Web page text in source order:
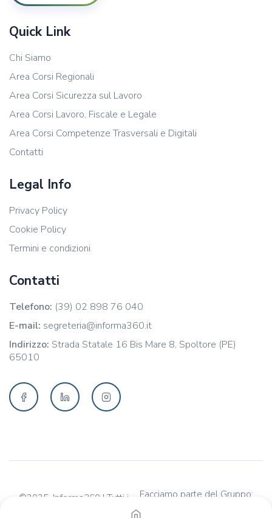
Quick Link
Chi Siamo
Area Corsi Regionali
Area Corsi Sicurezza sul Lavoro
Area Corsi Lavoro, Fiscale e Legale
Area Corsi Competenze Trasversali e Digitali
Contatti
Legal Info
Privacy Policy
Cookie Policy
Termini e condizioni
Contatti
Telefono: (39) 02 898 76 040
E-mail: segreteria@informa360.it
Indirizzo: Strada Statale 16 Bis Mare 8, Spoltore (PE)
65010
©2025. Informa360 | Tutti i
Facciamo parte del Gruppo: